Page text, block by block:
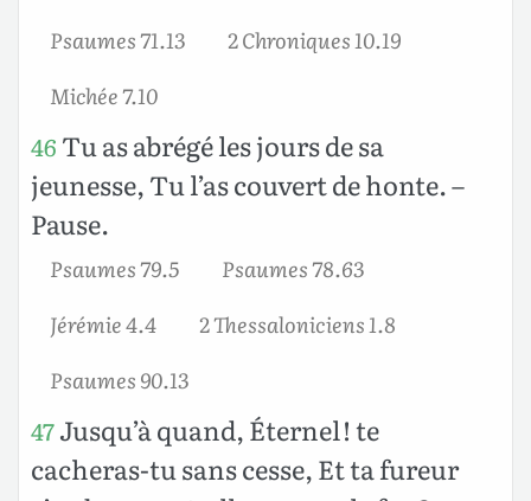
Psaumes 71.13
2 Chroniques 10.19
Michée 7.10
46 Tu as abrégé les jours de sa
jeunesse, Tu l’as couvert de honte. –
Pause.
Psaumes 79.5
Psaumes 78.63
Jérémie 4.4
2 Thessaloniciens 1.8
Psaumes 90.13
47Jusqu’à quand, Éternel ! te
cacheras-tu sans cesse, Et ta fureur